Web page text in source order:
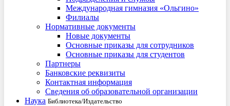
Международная гимназия «Ольгино»
Филиалы
Нормативные документы
Новые документы
Основные приказы для сотрудников
Основные приказы для студентов
Партнеры
Банковские реквизиты
Контактная информация
Сведения об образовательной организации
Наука Библиотека/Издательство